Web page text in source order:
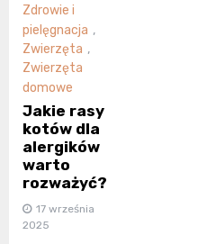
Zdrowie i
pielęgnacja ,
Zwierzęta ,
Zwierzęta
domowe
Jakie rasy
kotów dla
alergików
warto
rozważyć?
17 września
2025